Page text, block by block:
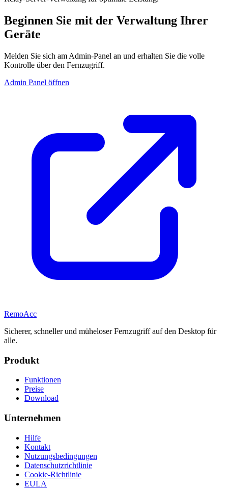
Beginnen Sie mit der Verwaltung Ihrer
Geräte
Melden Sie sich am Admin-Panel an und erhalten Sie die volle
Kontrolle über den Fernzugriff.
Admin Panel öffnen
RemoAcc
Sicherer, schneller und müheloser Fernzugriff auf den Desktop für
alle.
Produkt
Funktionen
Preise
Download
Unternehmen
Hilfe
Kontakt
Nutzungsbedingungen
Datenschutzrichtlinie
Cookie-Richtlinie
EULA